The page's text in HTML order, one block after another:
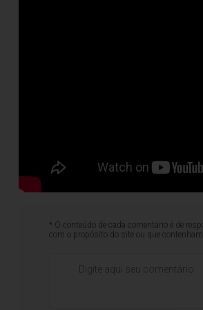
* O conteúdo de cada comentário é de
com o propósito do site ou que